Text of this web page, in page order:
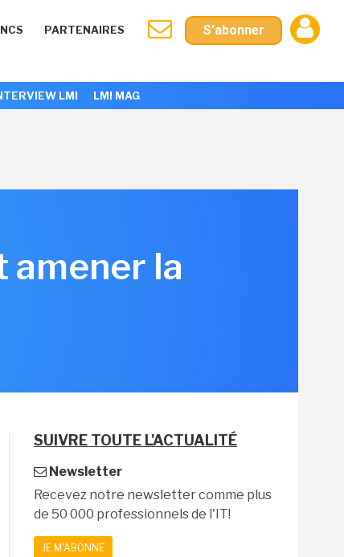
PARTENAIRES S'abonner
LMI LMI MAG
amener la
SUIVRE TOUTE L'ACTUALITÉ
Newsletter
Recevez notre newsletter comme plus
de 50 000 professionnels de l'IT!
JE M'ABONNE